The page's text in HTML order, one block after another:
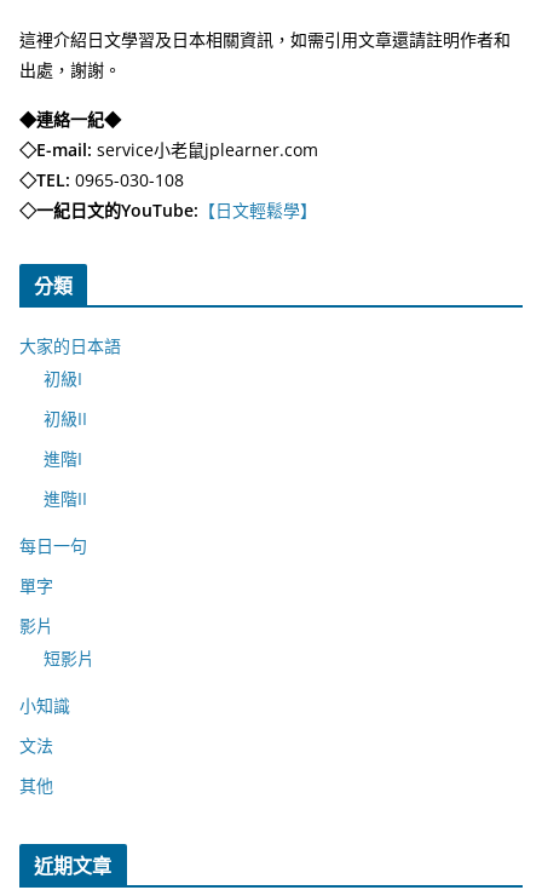
這裡介紹日文學習及日本相關資訊，如需引用文章還請註明作者和
出處，謝謝。
◆連絡一紀◆
◇E-mail: service小老鼠jplearner.com
◇TEL: 0965-030-108
◇一紀日文的YouTube: 【日文輕鬆學】
分類
大家的日本語
初級I
初級II
進階I
進階II
每日一句
單字
影片
短影片
小知識
文法
其他
近期文章